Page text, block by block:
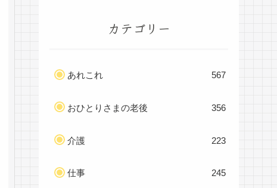
カテゴリー
あれこれ 567
おひとりさまの老後 356
介護 223
仕事 245